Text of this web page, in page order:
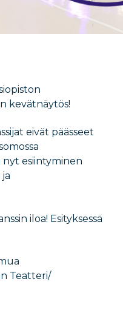
kevätnäytös!
eivät päässeet
esiintyminen
iloa! Esityksessä
Teatteri/